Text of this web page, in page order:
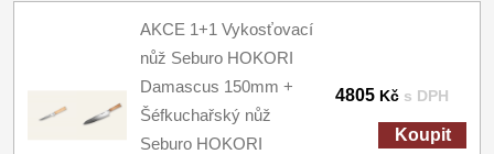
AKCE 1+1 Vykosťovací
nůž Seburo HOKORI
Damascus 150mm +
Šéfkuchařský nůž
Seburo HOKORI
4805 Kč s DPH
Koupit